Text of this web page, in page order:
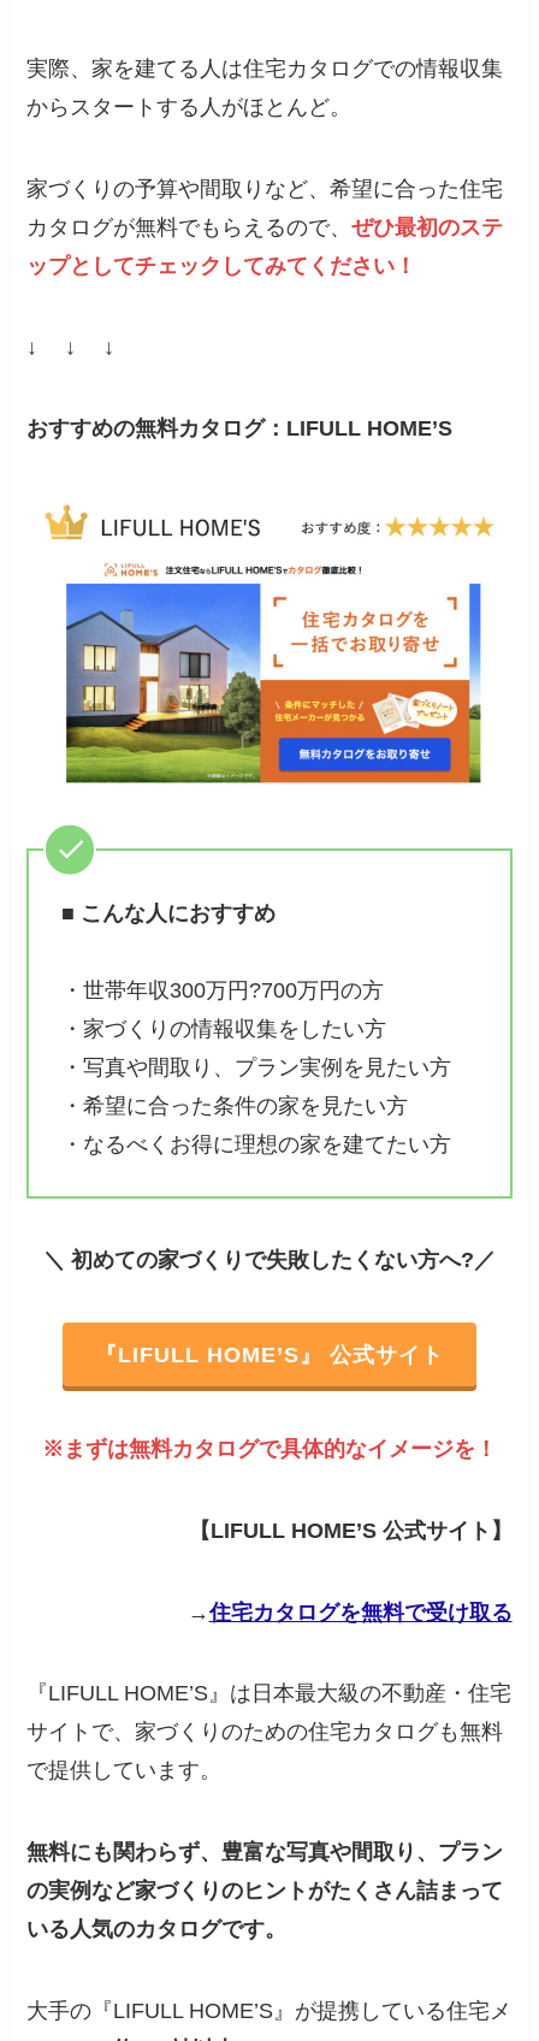
実際、家を建てる人は住宅カタログでの情報収集
からスタートする人がほとんど。
家づくりの予算や間取りなど、希望に合った住宅
カタログが無料でもらえるので、ぜひ最初のステ
ップとしてチェックしてみてください！
↓ ↓ ↓
おすすめの無料カタログ：LIFULL HOME’S
■ こんな人におすすめ
・世帯年収300万円?700万円の方
・家づくりの情報収集をしたい方
・写真や間取り、プラン実例を見たい方
・希望に合った条件の家を見たい方
・なるべくお得に理想の家を建てたい方
＼ 初めての家づくりで失敗したくない方へ? ／
『LIFULL HOME’S』 公式サイト
※まずは無料カタログで具体的なイメージを！
【LIFULL HOME’S 公式サイト】
→住宅カタログを無料で受け取る
『LIFULL HOME’S』は日本最大級の不動産・住宅
サイトで、家づくりのための住宅カタログも無料
で提供しています。
無料にも関わらず、豊富な写真や間取り、プラン
の実例など家づくりのヒントがたくさん詰まって
いる人気のカタログです。
大手の『LIFULL HOME’S』が提携している住宅メ